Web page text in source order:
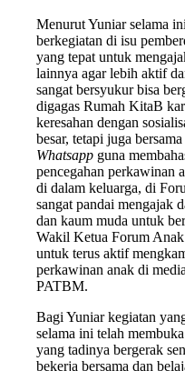
Menurut Yuniar selama
berkegiatan di isu
yang tepat untuk
lainnya agar lebih aktif
sangat bersyukur bisa
digagas Rumah KitaB
keresahan dengan
besar, tetapi juga
Whatsapp guna
pencegahan perkawinan
di dalam keluarga, di
sangat pandai mengajak
dan kaum muda untuk
Wakil Ketua Forum
untuk terus aktif
perkawinan anak di
PATBM.
Bagi Yuniar kegiatan
selama ini telah
yang tadinya bergerak
bekerja bersama dan